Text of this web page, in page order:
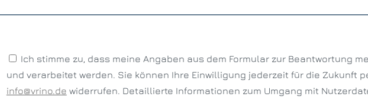
Ich stimme zu, dass meine Angaben aus dem Formular zur Beantwortung
und verarbeitet werden. Sie können Ihre Einwilligung jederzeit für die Zukunft
info@vrino.de widerrufen. Detaillierte Informationen zum Umgang mit